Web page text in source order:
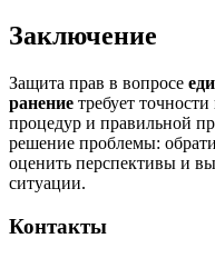
Заключение
Защита прав в вопросе
ранение требует
процедур и правильной
решение проблемы:
оценить перспективы и
ситуации.
Контакты